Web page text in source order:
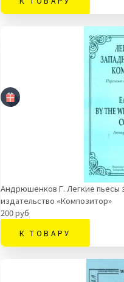
Андрюшенков Г. Легкие пьесы
издательство «Композитор»
200 руб
К ТОВАРУ